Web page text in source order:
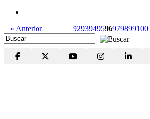
« Anterior 9293949596979899100